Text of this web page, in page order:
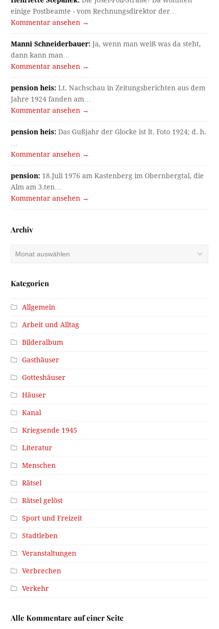
einige Postbeamte - vom Rechnungsdirektor der…
Kommentar ansehen →
Manni Schneiderbauer: Ja, wenn man weiß was da steht,
dann kann man…
Kommentar ansehen →
pension heis: Lt. Nachschau in Zeitungsberichten aus dem
Jahre 1924 fanden am…
Kommentar ansehen →
pension heis: Das Gußjahr der Glocke ist lt. Foto 1924; d. h.
Kommentar ansehen →
pension: 18.Juli 1976 am Kastenberg im Obernbergtal, die
Alm am 3.ten…
Kommentar ansehen →
Archiv
Kategorien
Allgemein
Arbeit und Alltag
Bilderalbum
Gasthäuser
Gotteshäuser
Häuser
Kanal
Kriegsende 1945
Literatur
Menschen
Rätsel
Rätsel gelöst
Sport und Freizeit
Stadtleben
Veranstaltungen
Verbrechen
Verkehr
Alle Kommentare auf einer Seite